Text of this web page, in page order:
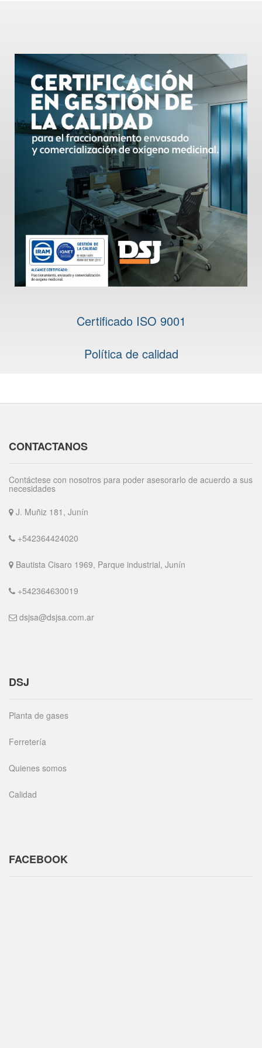
Certificado ISO 9001
Política de calidad
CONTACTANOS
Contáctese con nosotros para poder asesorarlo de acuerdo a sus
necesidades
J. Muñiz 181, Junín
+542364424020
Bautista Cisaro 1969, Parque industrial, Junín
+542364630019
dsjsa@dsjsa.com.ar
DSJ
Planta de gases
Ferretería
Quienes somos
Calidad
FACEBOOK